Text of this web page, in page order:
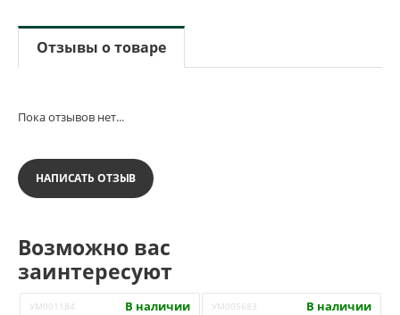
Отзывы о товаре
Пока отзывов нет...
НАПИСАТЬ ОТЗЫВ
Возможно вас
заинтересуют
УМ001184 В наличии УМ005683 В наличии